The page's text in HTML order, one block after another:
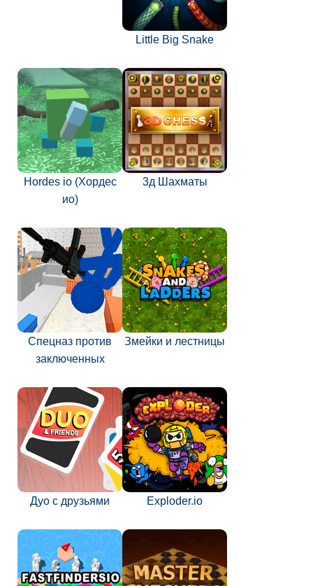
Little Big Snake
Hordes io (Хордес
ио)
3д Шахматы
Спецназ против
заключенных
Змейки и лестницы
Дуо с друзьями Exploder.io